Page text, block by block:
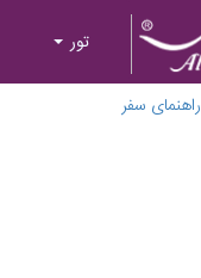
تور
راهنمای سفر